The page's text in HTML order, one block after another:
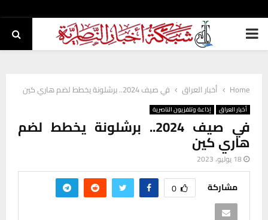
PRIMARY
Home أخبار العراق في صيف 2024.. برشلونة يخطط لضم هاري كين
أخبار العراق إذاعة وتلفزيون الناصرية
في صيف 2024.. برشلونة يخطط لضم
هاري كين
18 يوليو، 2023
مشاركة 0